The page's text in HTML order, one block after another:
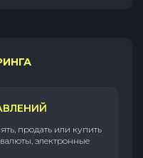
продать или купить
электронные